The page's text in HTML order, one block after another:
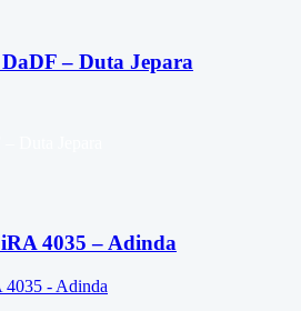
– Duta Jepara
4035 – Adinda